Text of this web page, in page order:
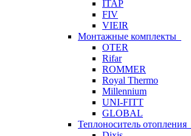
ITAP
FIV
VIEIR
Монтажные комплекты
OTER
Rifar
ROMMER
Royal Thermo
Millennium
UNI-FITT
GLOBAL
Теплоноситель отопления